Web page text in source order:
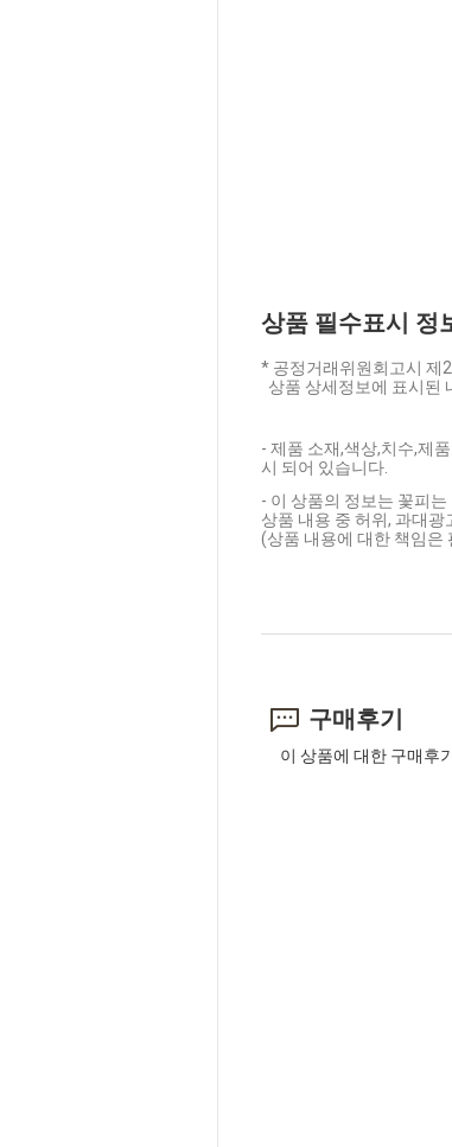
상품 필수표시 정
* 공정거래위원회고시 제
상품 상세정보에 표시된
- 제품 소재,색상,치수,제
시 되어 있습니다.
- 이 상품의 정보는 꽃피
상품 내용 중 허위, 과대
(상품 내용에 대한 책임은
구매후기
이 상품에 대한 구매후